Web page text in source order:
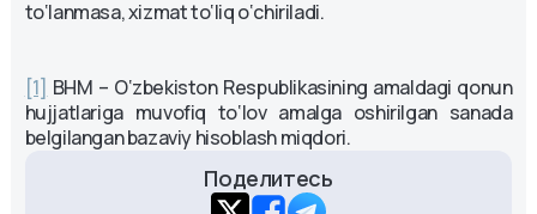
to‘lanmasa, xizmat to‘liq o‘chiriladi.
[1] BHM – O‘zbekiston Respublikasining amaldagi qonun
hujjatlariga muvofiq to‘lov amalga oshirilgan sanada
belgilangan bazaviy hisoblash miqdori.
Поделитесь